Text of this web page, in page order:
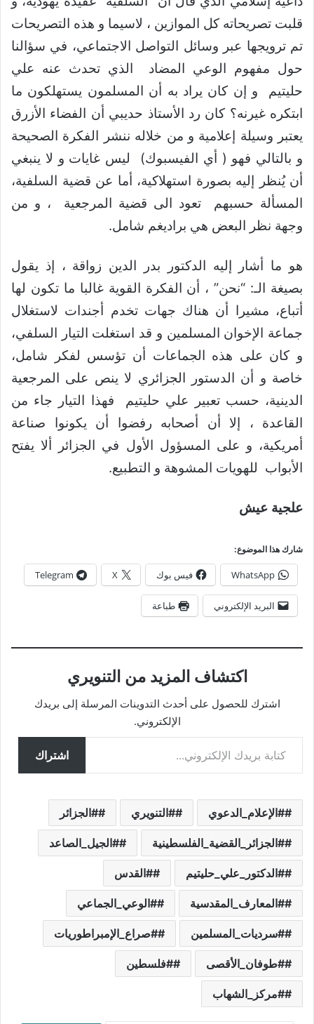
قلبت تصريحاته كل الموازين ، لاسيما و هذه التصريحات
تم ترويجها عبر وسائل التواصل الاجتماعي، في سؤالنا
حول مفهوم الوعي المضاد الذي تحدث عنه علي
حليتيم و إن كان يراد به أن المسلمون يستهلكون ما
ابتكره غيرنه؟ كان رد الأستاذ حديبي أن الفضاء الأزرق
يعتبر وسيلة إعلامية و من خلاله ننشر الفكرة الصحيحة
و بالتالي فهو ( أي الفيسبوك) ليس غايات و لا ينبغي
أن يُنظر إليه بصورة استهلاكية، أما عن قضية السلفية،
المسألة حسبهم تعود الى قضية المرجعية ، و من
وجهة نظر البعض هي براديغم شامل.
هو ما أشار إليه الدكتور بدر الدين زواقة ، إذ يقول
بصيغة الـ: “نحن” ، أن الفكرة القوية غالبا ما تكون لها
أتباع، مشيرا أن هناك جهات تخدم أجندات لاستغلال
جماعة الإخوان المسلمين و قد استغلت التيار السلفي،
و كان على هذه الجماعات أن تؤسس لفكر شامل،
خاصة و أن الدستور الجزائري لا ينص على المرجعية
الدينية، حسب تعبير علي حليتيم فهذا التيار جاء من
القاعدة ، إلا أن أصحابه رفضوا أن يكونوا صناعة
أمريكية، و على المسؤول الأول في الجزائر ألا يفتح
الأبواب للهويات المشوهة و التطبيع.
علجية عيش
شارك هذا الموضوع:
WhatsApp فيس بوك X
Telegram
البريد الإلكتروني طباعة
اكتشاف المزيد من التنويري
اشترك للحصول على أحدث التدوينات المرسلة إلى بريدك
الإلكتروني.
كتابة بريدك الإلكتروني...
اشتراك
#الإعلام_الدعوي #التنويري #الجزائر
#الجزائر_القضية_الفلسطينية #الجيل_الصاعد
#الدكتور_علي_حليتيم #القدس
#المعارف_المقدسية #الوعي_الجماعي
#سرديات_المسلمين #صراع_الإمبراطوريات
#طوفان_الأقصى #فلسطين
#مركز_الشهاب